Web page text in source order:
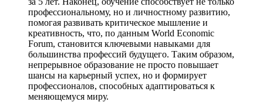
профессиональному, но и личностному развитию,
помогая развивать критическое мышление и
креативность, что, по данным World Economic
Forum, становится ключевыми навыками для
большинства профессий будущего. Таким образом,
непрерывное образование не просто повышает
шансы на карьерный успех, но и формирует
профессионалов, способных адаптироваться к
меняющемуся миру.